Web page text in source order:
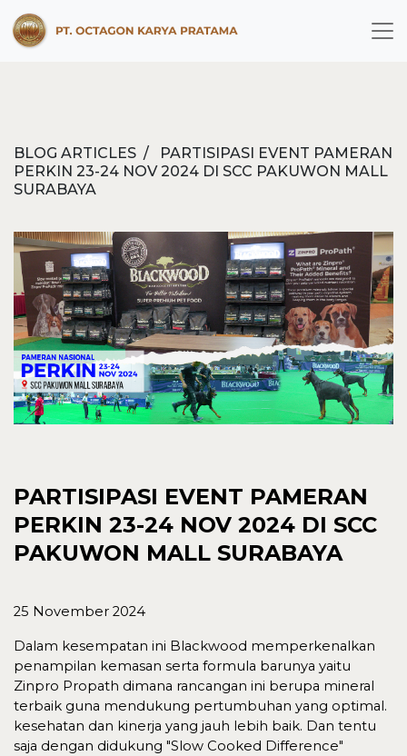
BLOG ARTICLES / PARTISIPASI EVENT PAMERAN
PERKIN 23-24 NOV 2024 DI SCC PAKUWON MALL
SURABAYA
PARTISIPASI EVENT PAMERAN
PERKIN 23-24 NOV 2024 DI SCC
PAKUWON MALL SURABAYA
25 November 2024
Dalam kesempatan ini Blackwood memperkenalkan
penampilan kemasan serta formula barunya yaitu
Zinpro Propath dimana rancangan ini berupa mineral
terbaik guna mendukung pertumbuhan yang optimal.
kesehatan dan kinerja yang jauh lebih baik. Dan tentu
saja dengan didukung "Slow Cooked Difference"